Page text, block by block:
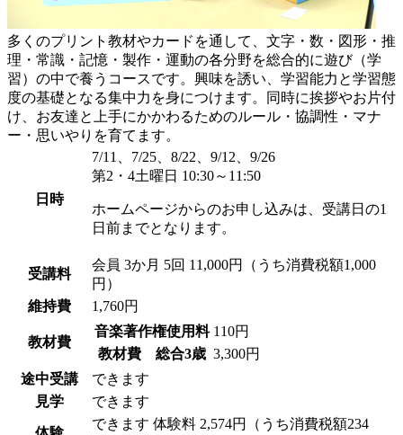
多くのプリント教材やカードを通して、文字・数・図形・推
理・常識・記憶・製作・運動の各分野を総合的に遊び（学
習）の中で養うコースです。興味を誘い、学習能力と学習態
度の基礎となる集中力を身につけます。同時に挨拶やお片付
け、お友達と上手にかかわるためのルール・協調性・マナ
ー・思いやりを育てます。
日時
7/11、7/25、8/22、9/12、9/26
第2・4土曜日 10:30～11:50
ホームページからのお申し込みは、受講日の1
日前までとなります。
受講料
会員 3か月 5回 11,000円（うち消費税額1,000
円）
維持費
1,760円
教材費
音楽著作権使用料 110円
教材費 総合3歳 3,300円
途中受講
できます
見学
できます
できます 体験料 2,574円（うち消費税額234